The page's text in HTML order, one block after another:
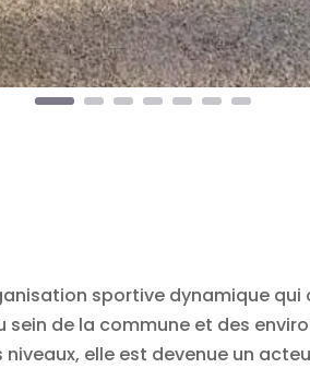
sportive dynamique
de la commune et des
elle est devenue un